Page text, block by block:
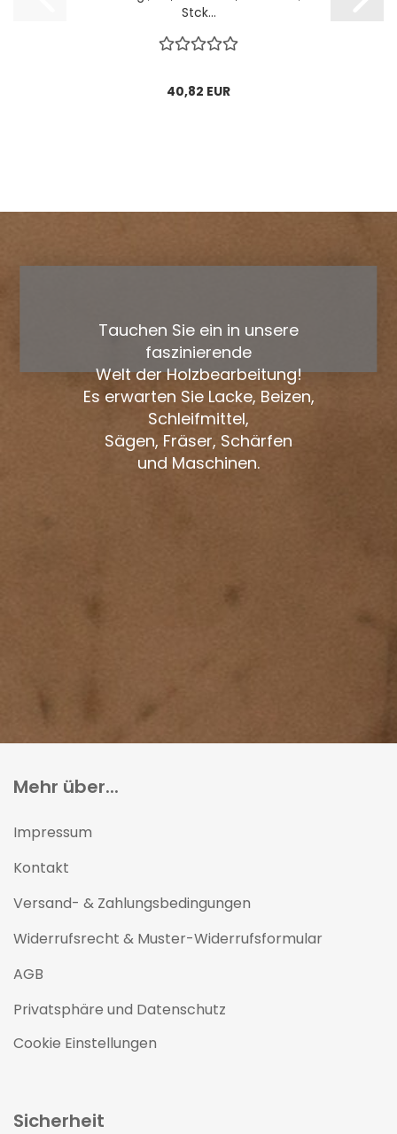
Stck...
40,82 EUR
Tauchen Sie ein in unsere
faszinierende
Welt der Holzbearbeitung!
Es erwarten Sie Lacke, Beizen,
Schleifmittel,
Sägen, Fräser, Schärfen
und Maschinen.
Mehr über...
Impressum
Kontakt
Versand- & Zahlungsbedingungen
Widerrufsrecht & Muster-Widerrufsformular
AGB
Privatsphäre und Datenschutz
Cookie Einstellungen
Sicherheit